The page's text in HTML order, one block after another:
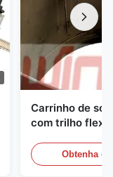
Carrinho de
com trilho
recipientes sob
Obtenha o